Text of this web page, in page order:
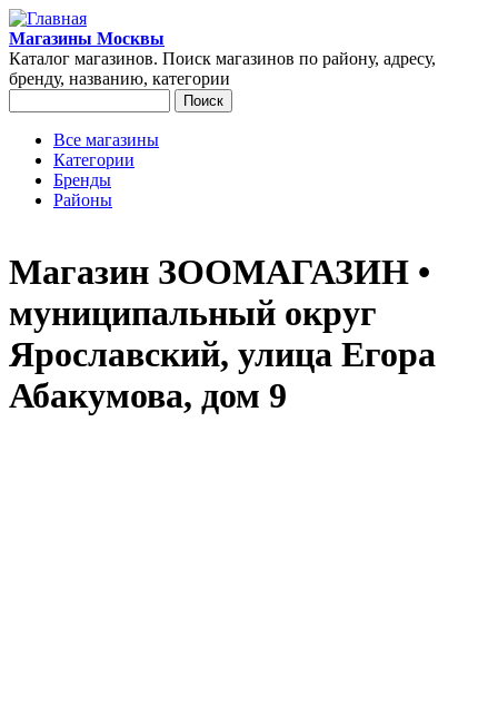
Перейти к основному содержанию
Магазины Москвы
Каталог магазинов. Поиск магазинов по району, адресу,
бренду, названию, категории
Главное меню
Все магазины
Категории
Бренды
Районы
Магазин ЗООМАГАЗИН •
муниципальный округ
Ярославский, улица Егора
Абакумова, дом 9